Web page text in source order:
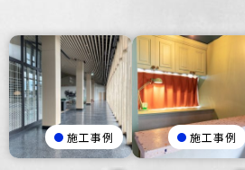
施工事例 施工事例